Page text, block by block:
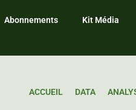
Abonnements Kit Média
ACCUEIL DATA